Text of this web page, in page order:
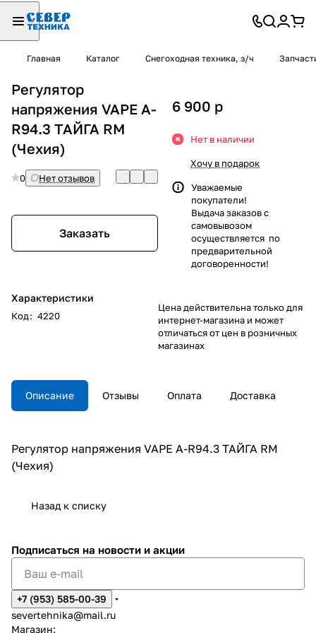
Главная Каталог Снегоходная техника, з/ч
Регулятор
напряжения VAPE A-
R94.3 ТАЙГА RM
(Чехия)
0 Нет отзывов
Заказать
Характеристики
Код: 4220
6 900 p
Нет в наличии
Хочу в подарок
Уважаемые
покупатели!
Выдача заказов с
самовывозом
осуществляется по
предварительной
договоренности!
Цена действительна только для
интернет-магазина и может
отличаться от цен в розничных
магазинах
Описание Отзывы Оплата Доставка
Регулятор напряжения VAPE A-R94.3 ТАЙГА RM
(Чехия)
Назад к списку
Подписаться на новости и акции
+7 (953) 585-00-39
severtehnika@mail.ru
Магазин: